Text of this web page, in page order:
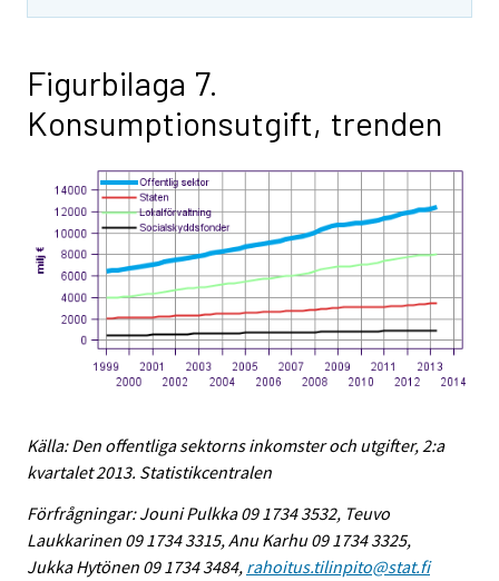
Figurbilaga 7.
Konsumptionsutgift, trenden
Källa: Den offentliga sektorns inkomster och utgifter, 2:a
kvartalet 2013. Statistikcentralen
Förfrågningar: Jouni Pulkka 09 1734 3532, Teuvo
Laukkarinen 09 1734 3315, Anu Karhu 09 1734 3325,
Jukka Hytönen 09 1734 3484, rahoitus.tilinpito@stat.fi